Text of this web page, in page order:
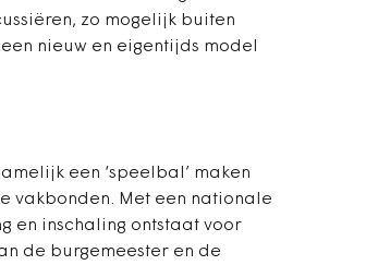
zo mogelijk buiten
nieuw en eigentijds model
een ‘speelbal’ maken
vakbonden. Met een nationale
en inschaling ontstaat voor
de burgemeester en de